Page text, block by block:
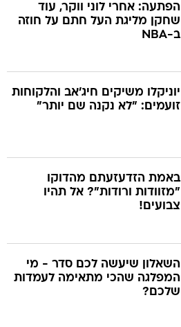
הפתעה: אחרי לוני ווקר, עוד
שחקן מליגת העל חתם על חוזה
ב-NBA
יוניקלו משיקים חיג'אב והלקוחות
זועמים: "לא נקנה שם יותר"
באמת הזדעזעתם מהדוקו
"מזוודות ורודות"? אל תהיו
צבועים!
השאלון שיעשה לכם סדר - מי
המפלגה שהכי מתאימה לעמדות
שלכם?